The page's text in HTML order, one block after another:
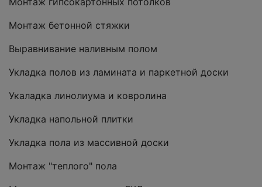
Монтаж бетонной стяжки
Выравнивание наливным полом
Укладка полов из ламината и паркетной доски
Укаладка линолиума и ковролина
Укладка напольной плитки
Укладка пола из массивной доски
Монтаж "теплого" пола